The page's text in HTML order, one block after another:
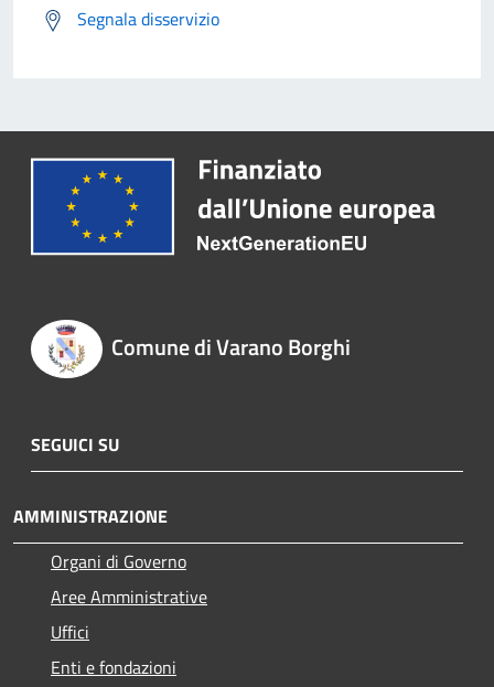
Segnala disservizio
Comune di Varano Borghi
SEGUICI SU
AMMINISTRAZIONE
Organi di Governo
Aree Amministrative
Uffici
Enti e fondazioni